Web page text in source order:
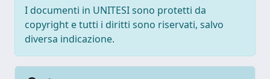
I documenti in UNITESI sono protetti da
copyright e tutti i diritti sono riservati, salvo
diversa indicazione.